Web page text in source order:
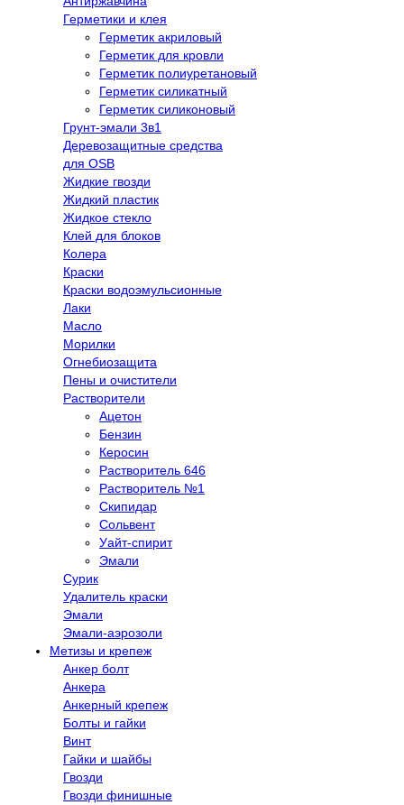
Герметики и клея
Герметик акриловый
Герметик для кровли
Герметик полиуретановый
Герметик силикатный
Герметик силиконовый
Грунт-эмали 3в1
Деревозащитные средства
для OSB
Жидкие гвозди
Жидкий пластик
Жидкое стекло
Клей для блоков
Колера
Краски
Краски водоэмульсионные
Лаки
Масло
Морилки
Огнебиозащита
Пены и очистители
Растворители
Ацетон
Бензин
Керосин
Растворитель 646
Растворитель №1
Скипидар
Сольвент
Уайт-спирит
Эмали
Сурик
Удалитель краски
Эмали
Эмали-аэрозоли
Метизы и крепеж
Анкер болт
Анкера
Анкерный крепеж
Болты и гайки
Винт
Гайки и шайбы
Гвозди
Гвозди финишные